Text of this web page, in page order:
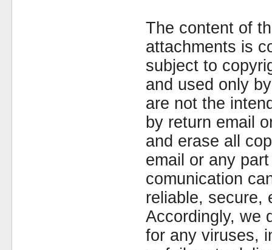
The content of
attachments is
subject to
and used only
are not the
by return email
and erase all
email or any
comunication
reliable, secure,
Accordingly, we
for any viruses,